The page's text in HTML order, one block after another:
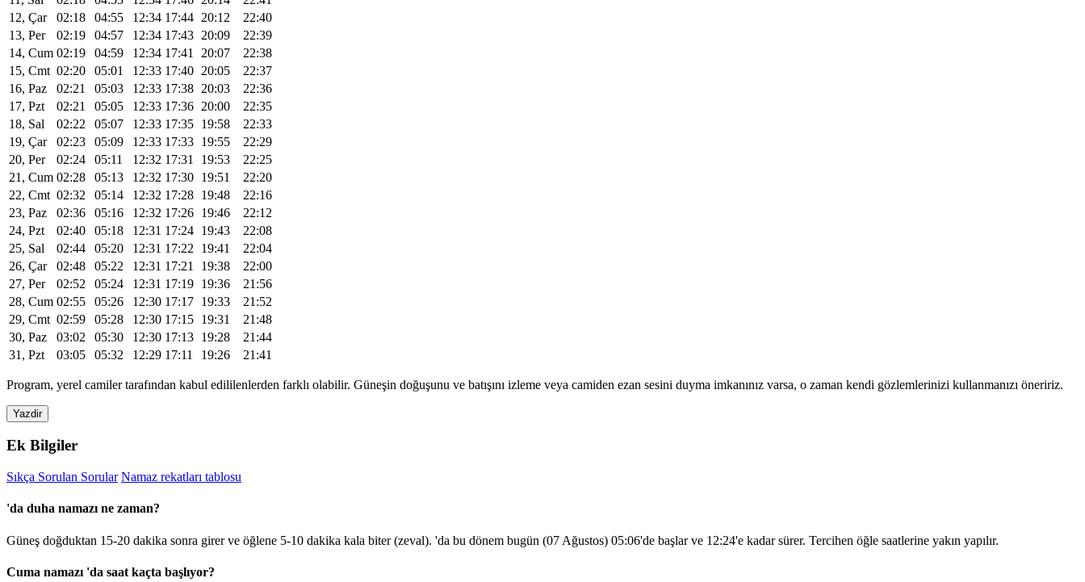
12, Çar
02:18 04:55 12:34 17:44 20:12
22:40
13, Per
02:19 04:57 12:34 17:43 20:09
22:39
14, Cum 02:19 04:59 12:34 17:41 20:07
22:38
15, Cmt 02:20 05:01 12:33 17:40 20:05
22:37
16, Paz
02:21 05:03 12:33 17:38 20:03
22:36
17, Pzt
02:21 05:05 12:33 17:36 20:00
22:35
18, Sal
02:22 05:07 12:33 17:35 19:58
22:33
19, Çar
02:23 05:09 12:33 17:33 19:55
22:29
20, Per
02:24 05:11 12:32 17:31 19:53
22:25
21, Cum 02:28 05:13 12:32 17:30 19:51
22:20
22, Cmt 02:32 05:14 12:32 17:28 19:48
22:16
23, Paz
02:36 05:16 12:32 17:26 19:46
22:12
24, Pzt
02:40 05:18 12:31 17:24 19:43
22:08
25, Sal
02:44 05:20 12:31 17:22 19:41
22:04
26, Çar
02:48 05:22 12:31 17:21 19:38
22:00
27, Per
02:52 05:24 12:31 17:19 19:36
21:56
28, Cum 02:55 05:26 12:30 17:17 19:33
21:52
29, Cmt 02:59 05:28 12:30 17:15 19:31
21:48
30, Paz
03:02 05:30 12:30 17:13 19:28
21:44
31, Pzt
03:05 05:32 12:29 17:11 19:26 21:41
Program, yerel camiler tarafından kabul edililenlerden farklı olabilir. Güneşin doğuşunu ve batışını izleme veya camiden ezan sesini duyma imkanınız varsa, o zaman kendi gözlemlerinizi kullanmanızı öneririz.
Yazdir
Ek Bilgiler
Sıkça Sorulan Sorular Namaz rekatları tablosu
'da duha namazı ne zaman?
Güneş doğduktan 15-20 dakika sonra girer ve öğlene 5-10 dakika kala biter (zeval). 'da bu dönem bugün (07 Ağustos) 05:06'de başlar ve 12:24'e kadar sürer. Tercihen öğle saatlerine yakın yapılır.
Cuma namazı 'da saat kaçta başlıyor?